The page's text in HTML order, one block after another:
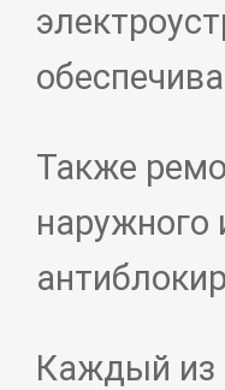
Также
наружного
Каждый из